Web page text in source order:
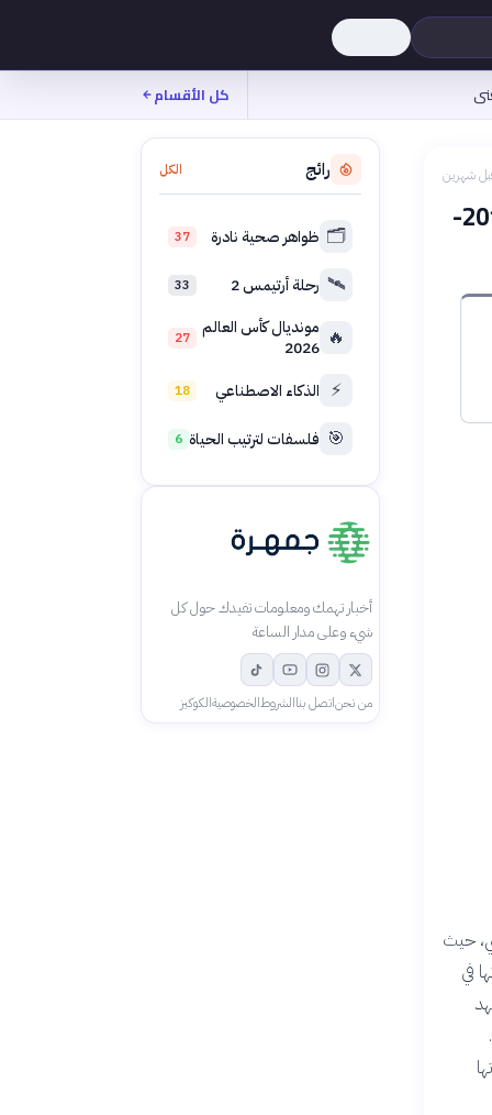
كل الأقسام
شهرين
تطور أداء أندية كرة القدم العربية في بطولات آسيا 2015-
حيث
في
رائج الكل
🗂️ ظواهر صحية نادرة 37
🛰️ رحلة أرتيمس 2 33
🔥 مونديال كأس العالم
2026
27
⚡ الذكاء الاصطناعي 18
🎯 فلسفات لترتيب الحياة 6
أخبار تهمك ومعلومات تفيدك حول كل
شيء وعلى مدار الساعة
من نحناتصل بناالشروطالخصوصيةالكوكيز